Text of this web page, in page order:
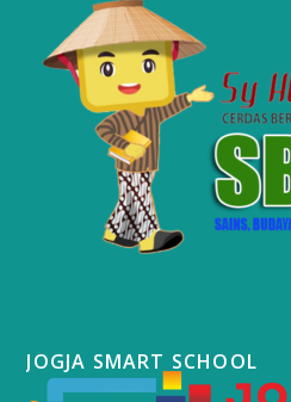
JOGJA SMART SCHOOL